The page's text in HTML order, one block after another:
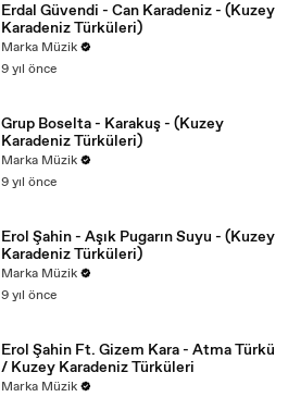
Erdal Güvendi - Can Karadeniz - (Kuzey
Karadeniz Türküleri)
Marka Müzik
9 yıl önce
Grup Boselta - Karakuş - (Kuzey
Karadeniz Türküleri)
Marka Müzik
9 yıl önce
Erol Şahin - Aşık Pugarın Suyu - (Kuzey
Karadeniz Türküleri)
Marka Müzik
9 yıl önce
Erol Şahin Ft. Gizem Kara - Atma Türkü
/ Kuzey Karadeniz Türküleri
Marka Müzik